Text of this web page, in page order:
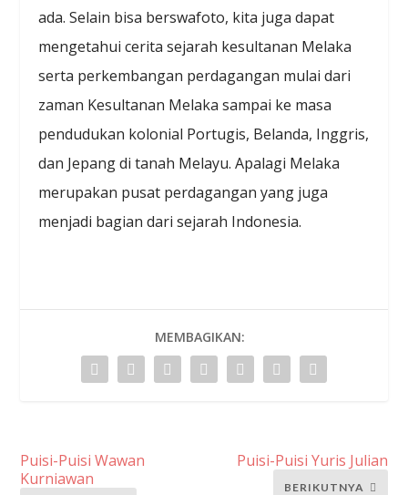
ada. Selain bisa berswafoto, kita juga dapat
mengetahui cerita sejarah kesultanan Melaka
serta perkembangan perdagangan mulai dari
zaman Kesultanan Melaka sampai ke masa
pendudukan kolonial Portugis, Belanda, Inggris,
dan Jepang di tanah Melayu. Apalagi Melaka
merupakan pusat perdagangan yang juga
menjadi bagian dari sejarah Indonesia.
MEMBAGIKAN:
Puisi-Puisi Wawan
Kurniawan
Puisi-Puisi Yuris Julian
BERIKUTNYA